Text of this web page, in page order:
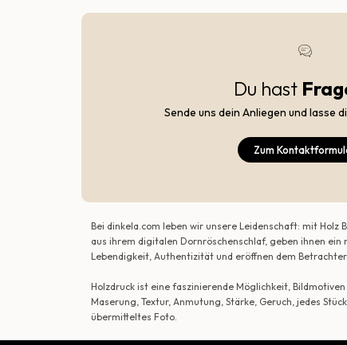
Du hast
Sende uns dein Anliegen und lasse
Zum
Bei dinkela.com leben wir unsere Leidenschaft: mit Holz
aus ihrem digitalen Dornröschenschlaf, geben ihnen
Lebendigkeit, Authentizität und eröffnen dem
Holzdruck ist eine faszinierende Möglichkeit,
Maserung, Textur, Anmutung, Stärke, Geruch, jedes
übermitteltes Foto.